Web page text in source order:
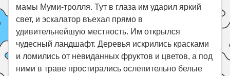
мамы Муми-тролля. Тут в глаза им ударил яркий
свет, и эскалатор въехал прямо в
удивительнейшую местность. Им открылся
чудесный ландшафт. Деревья искрились красками
и ломились от невиданных фруктов и цветов, а под
ними в траве простирались ослепительно белые